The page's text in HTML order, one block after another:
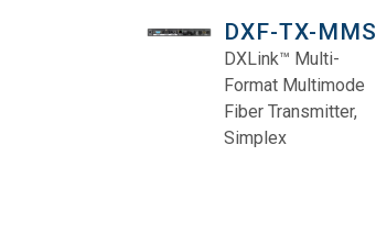
DXF-TX-MMS
DXLink™ Multi-
Format Multimode
Fiber Transmitter,
Simplex